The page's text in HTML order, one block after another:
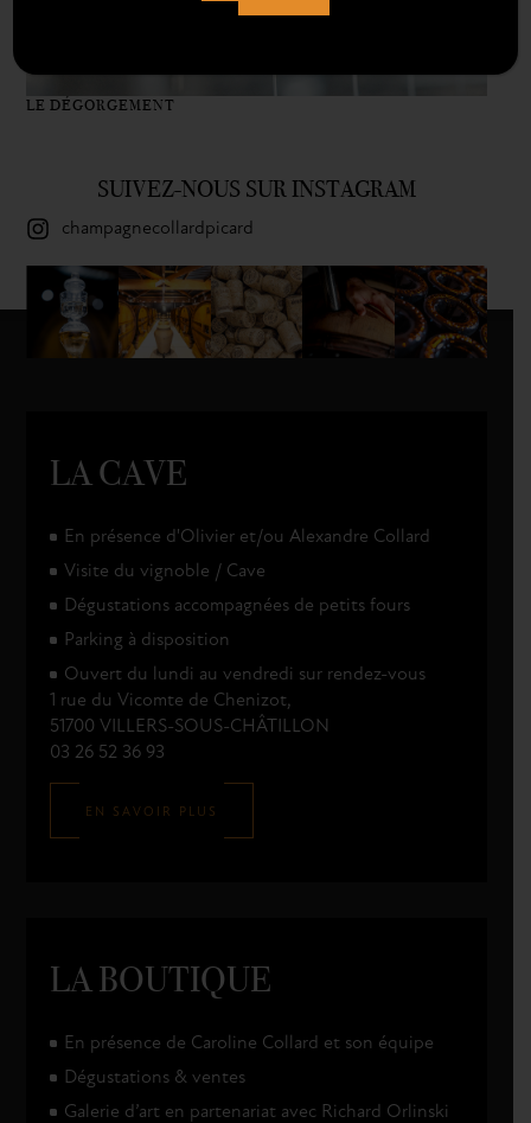
LE DÉGORGEMENT
SUIVEZ-NOUS SUR INSTAGRAM
champagnecollardpicard
LA CAVE
En présence d'Olivier et/ou Alexandre Collard
Visite du vignoble / Cave
Dégustations accompagnées de petits fours
Parking à disposition
Ouvert du lundi au vendredi sur rendez-vous
1 rue du Vicomte de Chenizot,
51700 VILLERS-SOUS-CHÂTILLON
03 26 52 36 93
EN SAVOIR PLUS
LA BOUTIQUE
En présence de Caroline Collard et son équipe
Dégustations & ventes
Galerie d’art en partenariat avec Richard Orlinski